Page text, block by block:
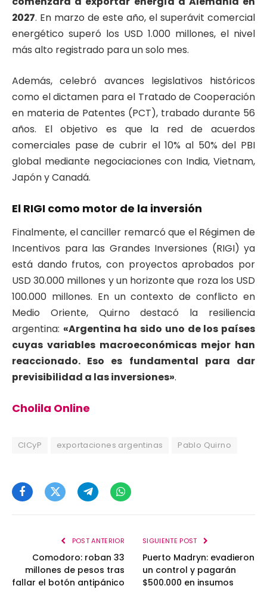
2027. En marzo de este año, el superávit comercial
energético superó los USD 1.000 millones, el nivel
más alto registrado para un solo mes.
Además, celebró avances legislativos históricos
como el dictamen para el Tratado de Cooperación
en materia de Patentes (PCT), trabado durante 56
años. El objetivo es que la red de acuerdos
comerciales pase de cubrir el 10% al 50% del PBI
global mediante negociaciones con India, Vietnam,
Japón y Canadá.
El RIGI como motor de la inversión
Finalmente, el canciller remarcó que el Régimen de
Incentivos para las Grandes Inversiones (RIGI) ya
está dando frutos, con proyectos aprobados por
USD 30.000 millones y un horizonte que roza los USD
100.000 millones. En un contexto de conflicto en
Medio Oriente, Quirno destacó la resiliencia
argentina: «Argentina ha sido uno de los países
cuyas variables macroeconómicas mejor han
reaccionado. Eso es fundamental para dar
previsibilidad a las inversiones».
Cholila Online
CICyP exportaciones argentinas Pablo Quirno
FacebookTwitterTelegramWhatsApp
POST ANTERIOR
Comodoro: roban 33
millones de pesos tras
fallar el botón antipánico
SIGUIENTE POST
Puerto Madryn: evadieron
un control y pagarán
$500.000 en insumos